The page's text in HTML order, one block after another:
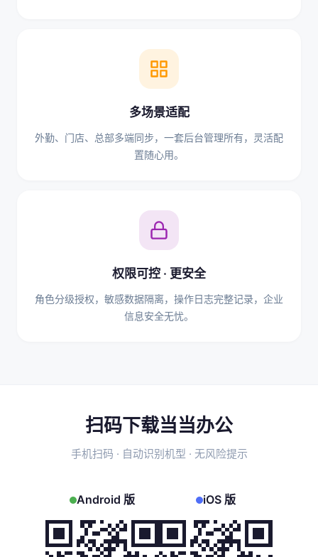
多场景适配
外勤、门店、总部多端同步，一套后台管理所有，灵活配
置随心用。
权限可控 · 更安全
角色分级授权，敏感数据隔离，操作日志完整记录，企业
信息安全无忧。
扫码下载当当办公
手机扫码 · 自动识别机型 · 无风险提示
Android 版 iOS 版